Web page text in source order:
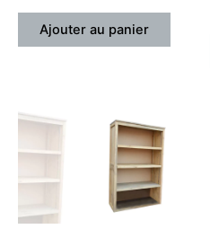
Ajouter au panier